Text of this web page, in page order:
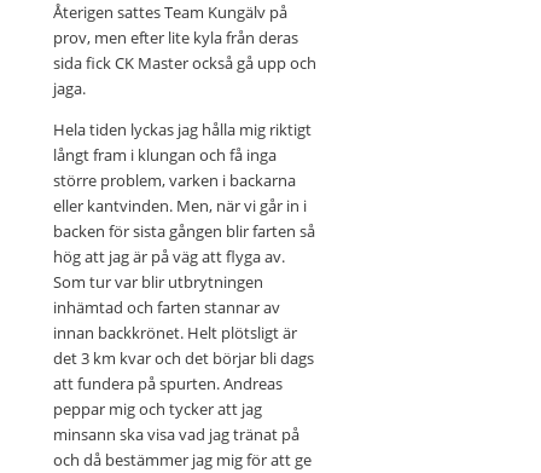
Återigen sattes Team Kungälv på
prov, men efter lite kyla från deras
sida fick CK Master också gå upp och
jaga.
Hela tiden lyckas jag hålla mig riktigt
långt fram i klungan och få inga
större problem, varken i backarna
eller kantvinden. Men, när vi går in i
backen för sista gången blir farten så
hög att jag är på väg att flyga av.
Som tur var blir utbrytningen
inhämtad och farten stannar av
innan backkrönet. Helt plötsligt är
det 3 km kvar och det börjar bli dags
att fundera på spurten. Andreas
peppar mig och tycker att jag
minsann ska visa vad jag tränat på
och då bestämmer jag mig för att ge